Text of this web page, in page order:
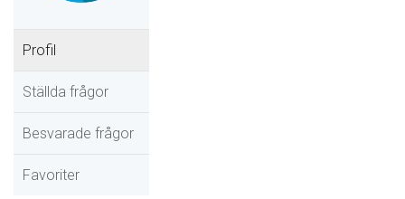
Profil
Ställda frågor
Besvarade frågor
Favoriter